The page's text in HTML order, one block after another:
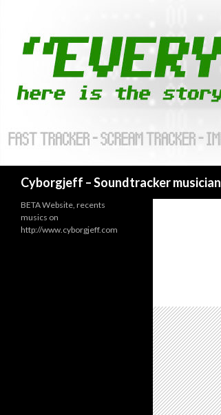
Cyborgjeff – Soundtracker musician
BETA Website, recents
musics on
http://www.cyborgjeff.com